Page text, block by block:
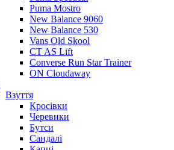
Puma Mostro
New Balance 9060
New Balance 530
Vans Old Skool
CT AS Lift
Converse Run Star Trainer
ON Cloudaway
Взуття
Кросівки
Черевики
Бутси
Сандалі